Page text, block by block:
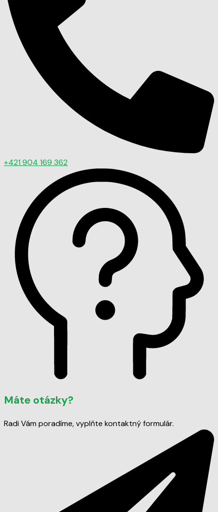
+421 904 169 362
Máte otázky?
Radi Vám poradíme, vyplňte kontaktný formulár.